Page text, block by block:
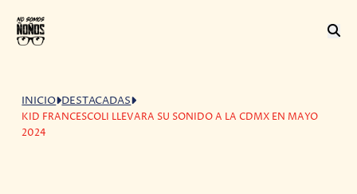
INICIO DESTACADAS
KID FRANCESCOLI LLEVARA SU SONIDO A LA CDMX EN MAYO
2024